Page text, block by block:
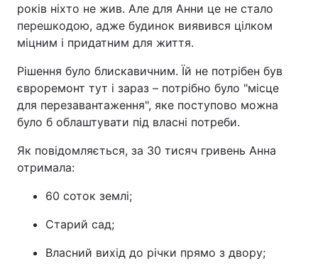
років ніхто не жив. Але для Анни це не стало
перешкодою, адже будинок виявився цілком
міцним і придатним для життя.
Рішення було блискавичним. Їй не потрібен був
євроремонт тут і зараз – потрібно було "місце
для перезавантаження", яке поступово можна
було б облаштувати під власні потреби.
Як повідомляється, за 30 тисяч гривень Анна
отримала:
60 соток землі;
Старий сад;
Власний вихід до річки прямо з двору;